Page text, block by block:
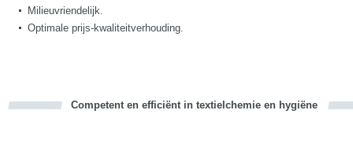
Milieuvriendelijk.
Optimale prijs-kwaliteitverhouding.
Competent en efficiënt in textielchemie en hygiëne